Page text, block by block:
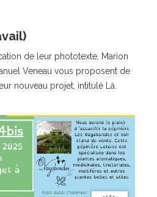
de leur phototexte, Marion
Veneau vous proposent de
nouveau projet, intitulé Là.